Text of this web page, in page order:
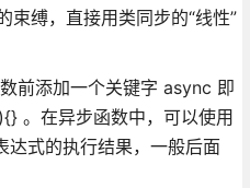
缚，直接用类同步的“线性”
前添加一个关键字 async 即
。在异步函数中，可以使用
式的执行结果，一般后面